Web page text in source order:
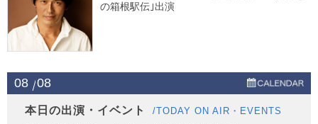
の箱根駅伝｣出演
08 08
本日の出演・イベント /TODAY ON AIR・EVENTS